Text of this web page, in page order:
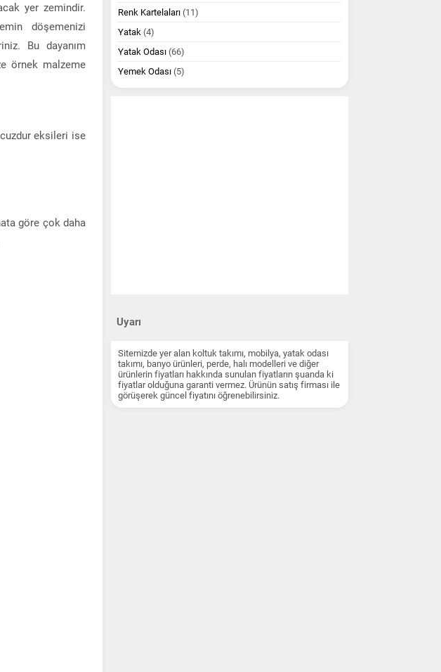
yer zemindir.
döşemenizi
Bu dayanım
örnek malzeme
eksileri ise
göre çok daha
Renk Kartelaları (11)
Yatak (4)
Yatak Odası (66)
Yemek Odası (5)
Uyarı
Sitemizde yer alan koltuk takımı, mobilya, yatak odası
takımı, banyo ürünleri, perde, halı modelleri ve diğer
ürünlerin fiyatları hakkında sunulan fiyatların şuanda ki
fiyatlar olduğuna garanti vermez. Ürünün satış firması ile
görüşerek güncel fiyatını öğrenebilirsiniz.